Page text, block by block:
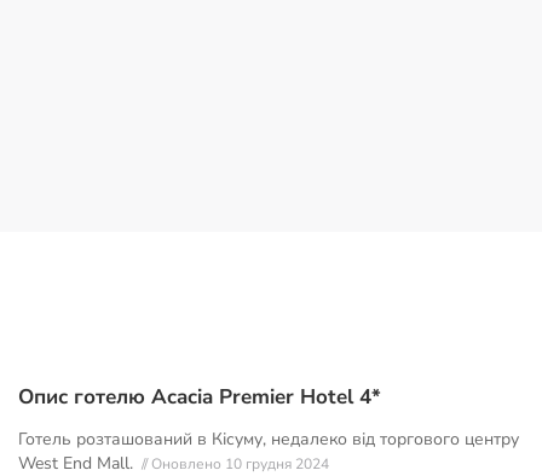
Опис готелю Acacia Premier Hotel 4*
Готель розташований в Кісуму, недалеко від торгового центру
West End Mall. // Оновлено 10 грудня 2024